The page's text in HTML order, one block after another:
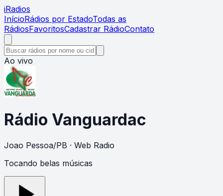
iRadios
InícioRádios por EstadoTodas as
RádiosFavoritosCadastrar RádioContato
Ao vivo
Rádio Vanguardac
Joao Pessoa/PB · Web Radio
Tocando belas músicas